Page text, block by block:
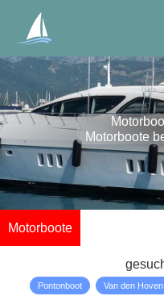
Motorboote
Motorboote
Pontonboot Van den